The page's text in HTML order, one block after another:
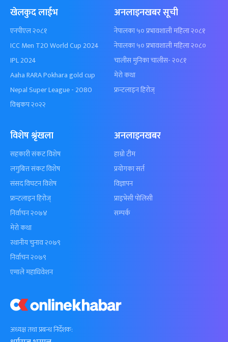
अध्यक्ष तथा प्रबन्ध निर्देशक:
खेलकुद लाईभ
एनपीएल २०८१
ICC Men T20 World Cup 2024
IPL 2024
Aaha RARA Pokhara gold cup
Nepal Super League - 2080
विश्वकप २०२२
अनलाइनखबर सूची
नेपालका ५० प्रभावशाली महिला २०८१
नेपालका ५० प्रभावशाली महिला २०८०
चालीस मुनिका चालीस- २०८१
मेरो कथा
फ्रन्टलाइन हिरोज्
विशेष श्रृंखला
सहकारी संकट विशेष
लगुबित्त संकट विशेष
संसद विघटन विशेष
फ्रन्टलाइन हिरोज्
निर्वाचन २०७४
मेरो कथा
स्थानीय चुनाव २०७९
निर्वाचन २०७९
एमाले महाधिवेशन
अनलाइनखबर
हाम्रो टीम
प्रयोगका सर्त
विज्ञापन
प्राइभेसी पोलिसी
सम्पर्क